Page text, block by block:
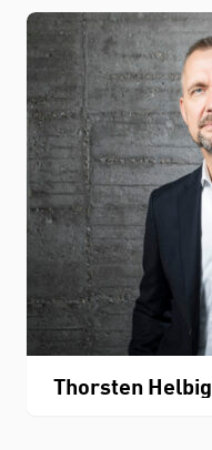
Thorsten Helbig